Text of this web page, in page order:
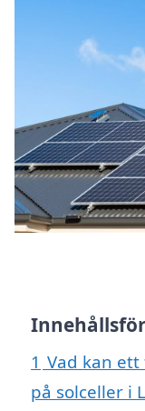
1 Vad kan
på solceller i